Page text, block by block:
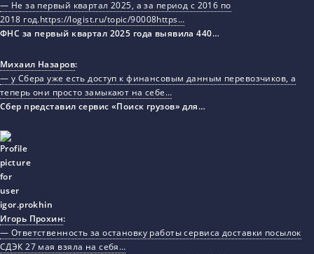
— Не за первый квартал 2025, а за период с 2016 по
2018 год.https://logist.ru/topic/90008https…
ФНС за первый квартал 2025 года выявила 440…
Михаил Назаров:
— у Сбера уже есть доступ к финансовым данным перевозчиков, а
теперь они просто замыкают на себе…
Сбер представил сервис «Поиск грузов» для…
Игорь Прохин:
— Ответственность за остановку работы сервиса доставки посылок
СДЭК 27 мая взяла на себя…